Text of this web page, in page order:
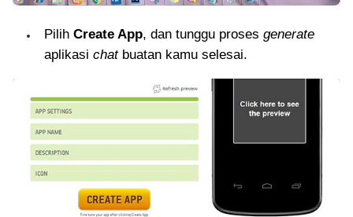
Pilih Create App, dan tunggu proses generate
aplikasi chatbuatan kamu selesai.